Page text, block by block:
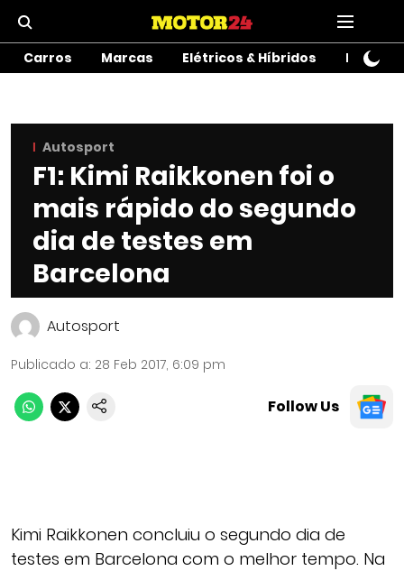
Carros Marcas Elétricos & Híbridos Motos
Autosport
F1: Kimi Raikkonen foi o
mais rápido do segundo
dia de testes em
Barcelona
Autosport
Publicado a: 28 Feb 2017, 6:09 pm
Follow Us
Kimi Raikkonen concluiu o segundo dia de
testes em Barcelona com o melhor tempo. Na